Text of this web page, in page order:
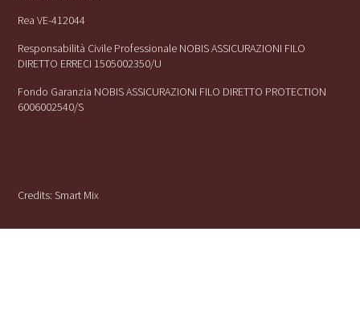
Rea VE-412044
Responsabilità Civile Professionale NOBIS ASSICURAZIONI FILO
DIRETTO ERRECI 1505002350/U
Fondo Garanzia NOBIS ASSICURAZIONI FILO DIRETTO PROTECTION
6006002540/S
Credits:Smart Mix